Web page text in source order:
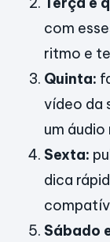
com
ritmo e
Quinta:
vídeo da
um
Sexta:
dica
Sábado